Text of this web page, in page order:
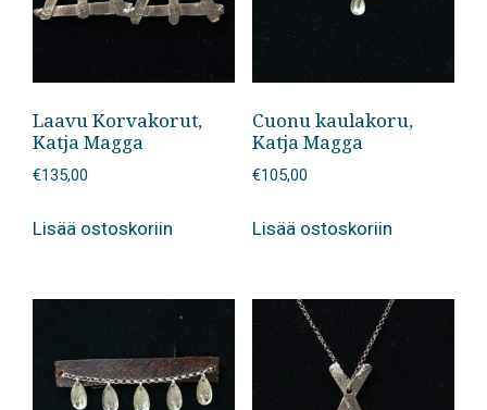
Laavu Korvakorut,
Katja Magga
€135,00
Lisää ostoskoriin
Cuonu kaulakoru,
Katja Magga
€105,00
Lisää ostoskoriin